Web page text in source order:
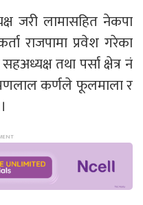
जरी लामासहित नेकपा
राजपामा प्रवेश गरेका
तथा पर्सा क्षेत्र नं
कर्णले फूलमाला र